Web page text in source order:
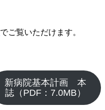
でご覧いただけます。
新病院基本計画 本
誌（PDF：7.0MB）